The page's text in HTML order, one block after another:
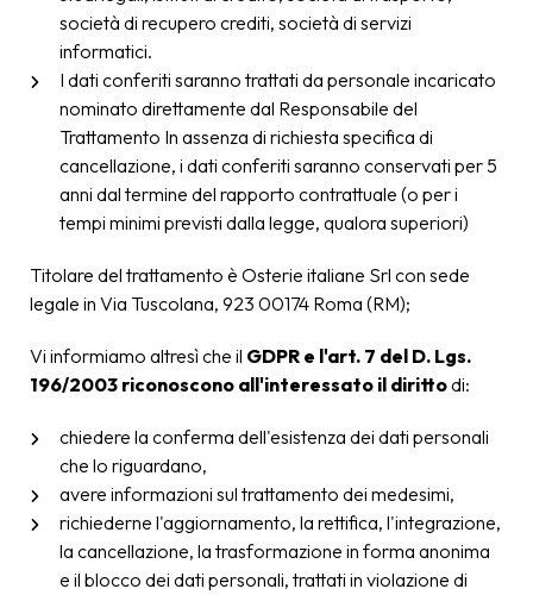
società di recupero crediti, società di servizi
informatici.
I dati conferiti saranno trattati da personale incaricato
nominato direttamente dal Responsabile del
Trattamento In assenza di richiesta specifica di
cancellazione, i dati conferiti saranno conservati per 5
anni dal termine del rapporto contrattuale (o per i
tempi minimi previsti dalla legge, qualora superiori)
Titolare del trattamento è Osterie italiane Srl con sede
legale in Via Tuscolana, 923 00174 Roma (RM);
Vi informiamo altresì che il GDPR e l'art. 7 del D. Lgs.
196/2003 riconoscono all'interessato il dirittodi:
chiedere la conferma dell'esistenza dei dati personali
che lo riguardano,
avere informazioni sul trattamento dei medesimi,
richiederne l'aggiornamento, la rettifica, l'integrazione,
la cancellazione, la trasformazione in forma anonima
e il blocco dei dati personali, trattati in violazione di